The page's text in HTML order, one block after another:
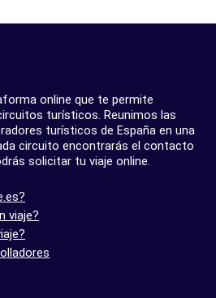
online que te permite
turísticos. Reunimos las
turísticos de España en una
circuito encontrarás el contacto
solicitar tu viaje online.
viaje?